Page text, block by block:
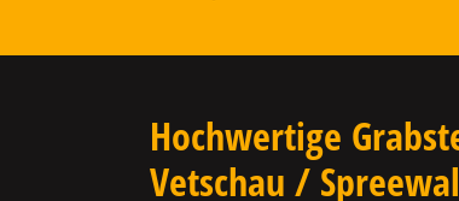
Hochwertige
Vetschau /